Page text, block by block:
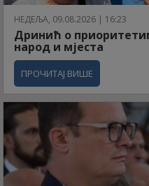
НЕДЕЉА, 09.08.2026 | 16:23
Дринић о
народ и мјеста
ПРОЧИТАЈ ВИШЕ